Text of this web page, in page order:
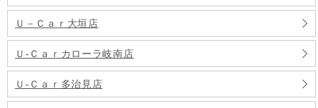
Ｕ－Ｃａｒ大垣店
Ｕ‐Ｃａｒカローラ岐南店
Ｕ‐Ｃａｒ多治見店